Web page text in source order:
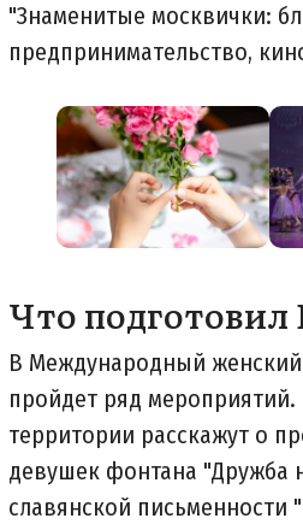
"Знаменитые москвички:
предпринимательство,
Что
В Международный
пройдет ряд мероприятий.
территории расскажут о
девушек фонтана "Дружба
славянской письменности